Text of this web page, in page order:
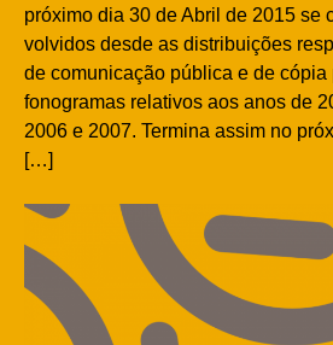
próximo dia 30 de Abril de 2015 se
volvidos desde as distribuições
de comunicação pública e de cópia
fonogramas relativos aos anos de
2006 e 2007. Termina assim no
[…]